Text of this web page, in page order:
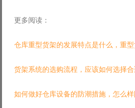
更多阅读：
仓库重型货架的发展特点是什么，重
货架系统的选购流程，应该如何选择
如何做好仓库设备的防潮措施，怎么